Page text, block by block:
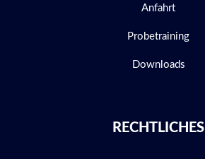
Anfahrt
Probetraining
Downloads
RECHTLICHES